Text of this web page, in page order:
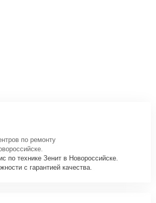
по ремонту
по технике Зенит в Новороссийске.
с гарантией качества.